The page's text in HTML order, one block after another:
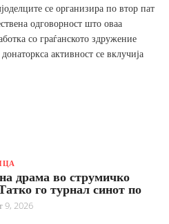
се организира по втор пат
одговорност што оваа
со граѓанското здружение
активност се вклучија
драма во струмичко
го турнал синот по
9, 2026